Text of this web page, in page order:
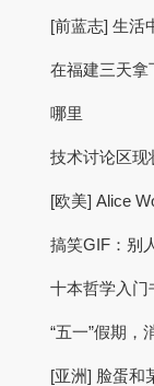
[前蓝志] 生活
在福建三天拿
哪里
技术讨论区现
[欧美] Alice
搞笑GIF：别
十本哲学入门
“五一”假期，
[亚洲] 脸蛋和